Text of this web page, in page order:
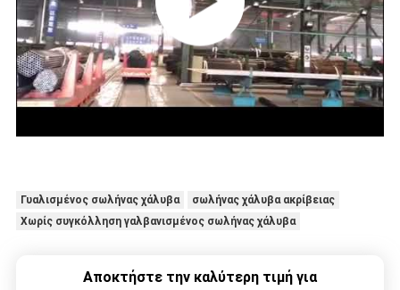
Γυαλισμένος σωλήνας χάλυβα
σωλήνας χάλυβα ακρίβειας
Χωρίς συγκόλληση γαλβανισμένος σωλήνας χάλυβα
Αποκτήστε την καλύτερη τιμή για